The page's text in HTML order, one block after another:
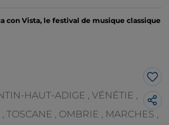
con Vista, le festival de musique classique
HAUT-ADIGE , VÉNÉTIE ,
TOSCANE , OMBRIE , MARCHES ,